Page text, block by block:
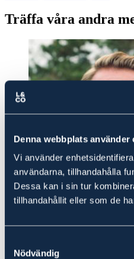
Denna webbplats använder
Vi använder
användarna, tillhandahålla
Dessa kan i sin tur
tillhandahållit eller som de
Nödvändig
Träffa våra andra